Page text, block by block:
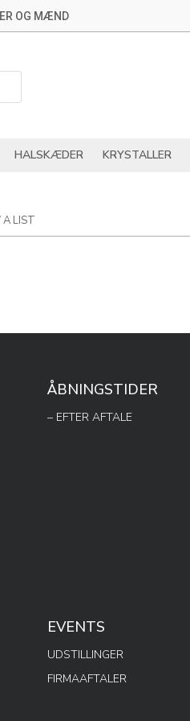
OG MÆND
HALSKÆDER KRYSTALLER
A LIST
ÅBNINGSTIDER
– EFTER AFTALE
EVENTS
UDSTILLINGER
FIRMAAFTALER